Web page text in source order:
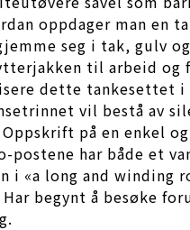
oppdager man en
seg i tak, gulv og
ytterjakken til arbeid
dette tankesettet i
vil bestå av
på en enkel
postene har både
i «a long and winding
begynt å besøke